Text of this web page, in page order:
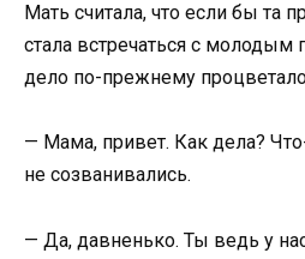
Мать считала, что если бы та
стала встречаться с молодым
дело по-прежнему
— Мама, привет. Как дела?
не созванивались.
— Да, давненько. Ты ведь у